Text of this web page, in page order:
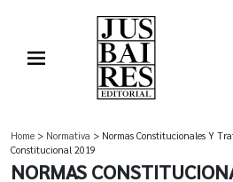
Home > Normativa > Normas Constitucionales Y
Constitucional 2019
NORMAS